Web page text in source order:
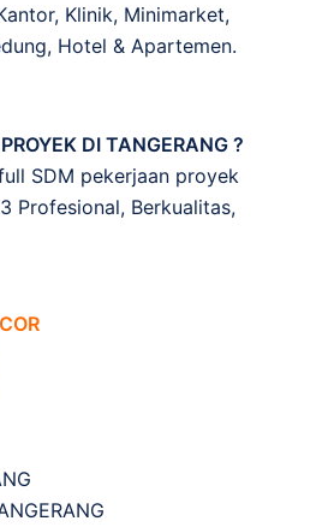
Klinik, Minimarket,
Hotel & Apartemen.
DI TANGERANG ?
SDM pekerjaan proyek
Profesional, Berkualitas,